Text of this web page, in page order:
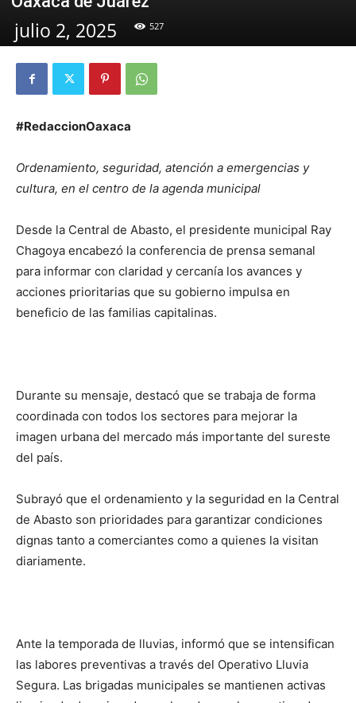
julio 2, 2025 527
#RedaccionOaxaca
Ordenamiento, seguridad, atención a emergencias y
cultura, en el centro de la agenda municipal
Desde la Central de Abasto, el presidente municipal Ray
Chagoya encabezó la conferencia de prensa semanal
para informar con claridad y cercanía los avances y
acciones prioritarias que su gobierno impulsa en
beneficio de las familias capitalinas.
Durante su mensaje, destacó que se trabaja de forma
coordinada con todos los sectores para mejorar la
imagen urbana del mercado más importante del sureste
del país.
Subrayó que el ordenamiento y la seguridad en la Central
de Abasto son prioridades para garantizar condiciones
dignas tanto a comerciantes como a quienes la visitan
diariamente.
Ante la temporada de lluvias, informó que se intensifican
las labores preventivas a través del Operativo Lluvia
Segura. Las brigadas municipales se mantienen activas